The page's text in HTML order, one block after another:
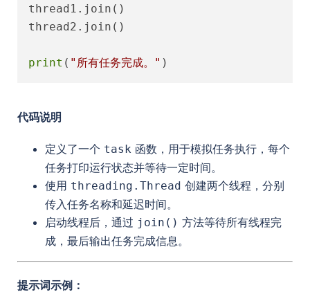
thread1.join()
thread2.join()
print ( "所有任务完成。" )
代码说明
定义了一个 task 函数，用于模拟任务执行，每个
任务打印运行状态并等待一定时间。
使用 threading.Thread 创建两个线程，分别
传入任务名称和延迟时间。
启动线程后，通过 join() 方法等待所有线程完
成，最后输出任务完成信息。
提示词示例：